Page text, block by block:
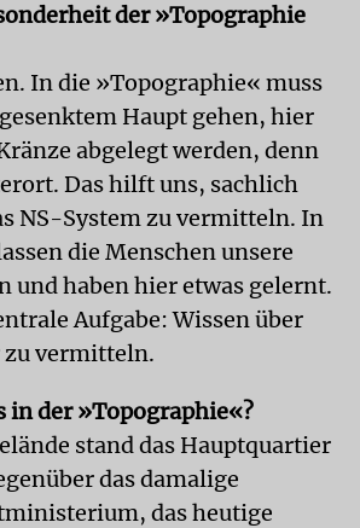
der »Topographie
In die »Topographie« muss
Haupt gehen, hier
abgelegt werden, denn
Das hilft uns, sachlich
NS-System zu vermitteln. In
die Menschen unsere
und haben hier etwas gelernt.
Aufgabe: Wissen über
vermitteln.
in der »Topographie«?
stand das Hauptquartier
das damalige
das heutige